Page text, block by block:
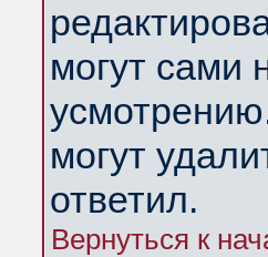
могут сами
могут
ответил.
Вернуться к